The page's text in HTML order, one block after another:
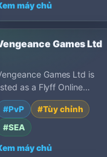
máy chủ
Games Ltd
Games Ltd is
as a Flyff Online
server on MU Top
Farm Server Custo…
#PvP
#Tùy chỉnh
#SEA
máy chủ